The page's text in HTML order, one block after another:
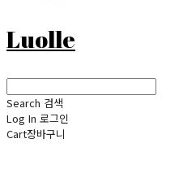
Luolle
Search 검색
Log In 로그인
Cart장바구니